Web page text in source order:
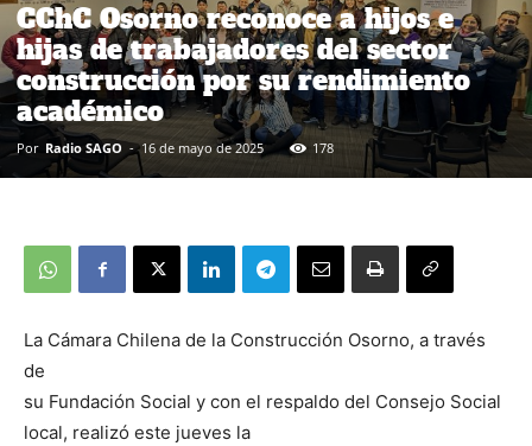
CChC Osorno reconoce a hijos e
hijas de trabajadores del sector
construcción por su rendimiento
académico
Por Radio SAGO - 16 de mayo de 2025 178
La Cámara Chilena de la Construcción Osorno, a través
de
su Fundación Social y con el respaldo del Consejo Social
local, realizó este jueves la